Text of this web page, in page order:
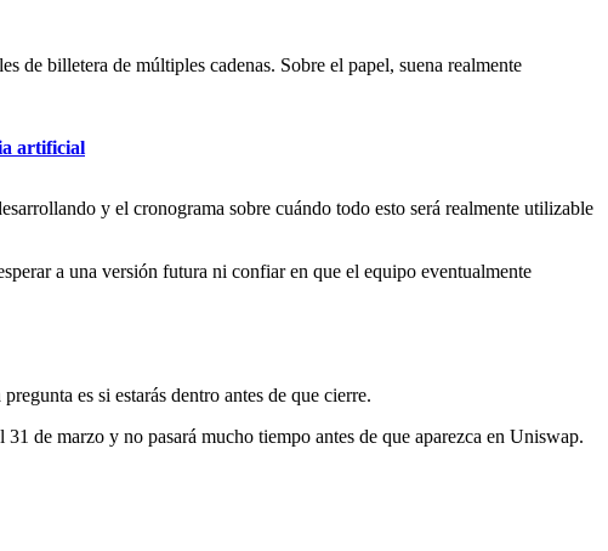
de billetera de múltiples cadenas. Sobre el papel, suena realmente
artificial
y el cronograma sobre cuándo todo esto será realmente utilizable
a una versión futura ni confiar en que el equipo eventualmente
es si estarás dentro antes de que cierre.
de marzo y no pasará mucho tiempo antes de que aparezca en Uniswap.